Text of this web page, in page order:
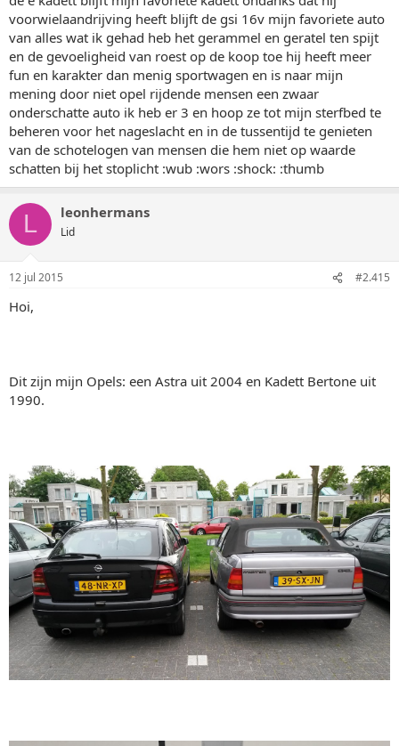
voorwielaandrijving heeft blijft de gsi 16v mijn favoriete auto
van alles wat ik gehad heb het gerammel en geratel ten spijt
en de gevoeligheid van roest op de koop toe hij heeft meer
fun en karakter dan menig sportwagen en is naar mijn
mening door niet opel rijdende mensen een zwaar
onderschatte auto ik heb er 3 en hoop ze tot mijn sterfbed te
beheren voor het nageslacht en in de tussentijd te genieten
van de schotelogen van mensen die hem niet op waarde
schatten bij het stoplicht :wub :wors :shock: :thumb
L leonhermans
Lid
12 jul 2015 #2.415
Hoi,
Dit zijn mijn Opels: een Astra uit 2004 en Kadett Bertone uit
1990.